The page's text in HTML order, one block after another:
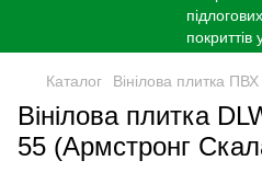
Каталог Вінілова плитка ПВХ
Вінілова плитка
55 (Армстронг